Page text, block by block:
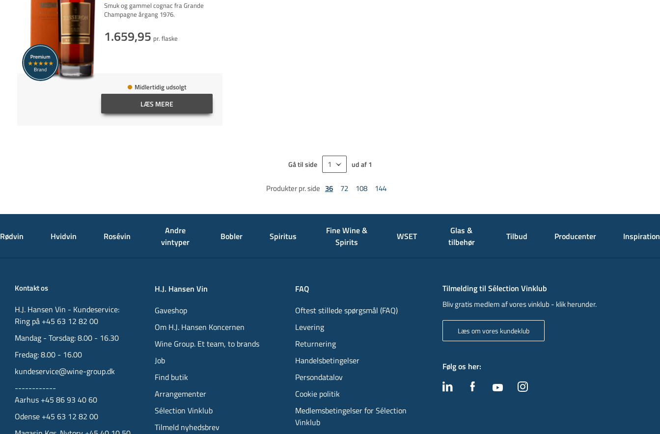
Smuk og gammel cognac fra Grande
Champagne årgang 1976.
1.659,95 pr. flaske
Midlertidig udsolgt
LÆS MERE
Gå til side ud af 1
Produkter pr. side 36 72 108 144
Rødvin Hvidvin Rosévin
Andre
vintyper
Bobler Spiritus
Fine Wine &
Spirits
WSET
Glas &
tilbehør
Tilbud Producenter Inspiration
Kontakt os
H.J. Hansen Vin - Kundeservice:
Ring på +45 63 12 82 00
Mandag - Torsdag: 8.00 - 16.30
Fredag: 8.00 - 16.00
kundeservice@wine-group.dk
------------
Aarhus +45 86 93 40 60
Odense +45 63 12 82 00
H.J. Hansen Vin
Gaveshop
Om H.J. Hansen Koncernen
Wine Group. Et team, to brands
Job
Find butik
Arrangementer
Sélection Vinklub
Tilmeld nyhedsbrev
FAQ
Oftest stillede spørgsmål (FAQ)
Levering
Returnering
Handelsbetingelser
Persondatalov
Cookie politik
Medlemsbetingelser for Sélection
Vinklub
Tilmelding til Sélection Vinklub
Bliv gratis medlem af vores vinklub - klik herunder.
Læs om vores kundeklub
Følg os her: